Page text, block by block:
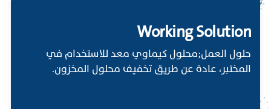
Working Solution
حلول العمل;محلول كيماوي معد للاستخدام في
المختبر، عادة عن طريق تخفيف محلول المخزون.